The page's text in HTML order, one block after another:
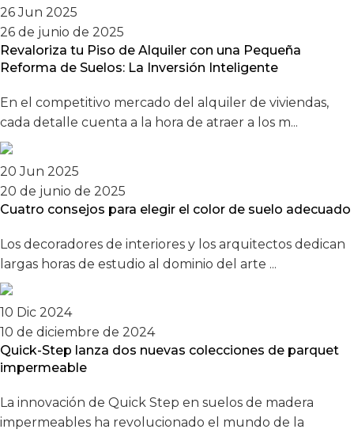
26 Jun 2025
26 de junio de 2025
Revaloriza tu Piso de Alquiler con una Pequeña
Reforma de Suelos: La Inversión Inteligente
En el competitivo mercado del alquiler de viviendas,
cada detalle cuenta a la hora de atraer a los m...
20 Jun 2025
20 de junio de 2025
Cuatro consejos para elegir el color de suelo adecuado
Los decoradores de interiores y los arquitectos dedican
largas horas de estudio al dominio del arte ...
10 Dic 2024
10 de diciembre de 2024
Quick-Step lanza dos nuevas colecciones de parquet
impermeable
La innovación de Quick Step en suelos de madera
impermeables ha revolucionado el mundo de la